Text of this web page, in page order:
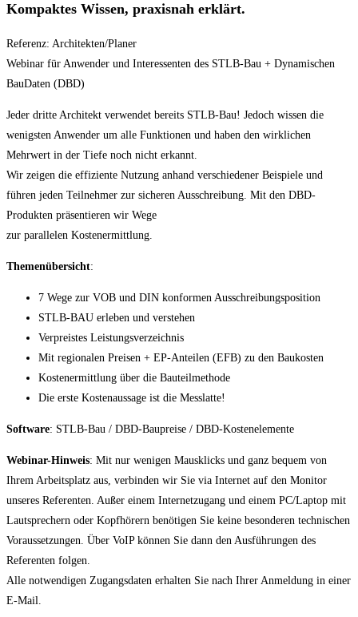
Kompaktes Wissen, praxisnah erklärt.
Referenz: Architekten/Planer
Webinar für Anwender und Interessenten des STLB-Bau + Dynamischen
BauDaten (DBD)
Jeder dritte Architekt verwendet bereits STLB-Bau! Jedoch wissen die
wenigsten Anwender um alle Funktionen und haben den wirklichen
Mehrwert in der Tiefe noch nicht erkannt.
Wir zeigen die effiziente Nutzung anhand verschiedener Beispiele und
führen jeden Teilnehmer zur sicheren Ausschreibung. Mit den DBD-
Produkten präsentieren wir Wege
zur parallelen Kostenermittlung.
Themenübersicht:
7 Wege zur VOB und DIN konformen Ausschreibungsposition
STLB-BAU erleben und verstehen
Verpreistes Leistungsverzeichnis
Mit regionalen Preisen + EP-Anteilen (EFB) zu den Baukosten
Kostenermittlung über die Bauteilmethode
Die erste Kostenaussage ist die Messlatte!
Software: STLB-Bau / DBD-Baupreise / DBD-Kostenelemente
Webinar-Hinweis: Mit nur wenigen Mausklicks und ganz bequem von
Ihrem Arbeitsplatz aus, verbinden wir Sie via Internet auf den Monitor
unseres Referenten. Außer einem Internetzugang und einem PC/Laptop mit
Lautsprechern oder Kopfhörern benötigen Sie keine besonderen technischen
Voraussetzungen. Über VoIP können Sie dann den Ausführungen des
Referenten folgen.
Alle notwendigen Zugangsdaten erhalten Sie nach Ihrer Anmeldung in einer
E-Mail.